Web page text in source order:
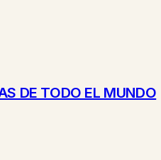
DE TODO EL MUNDO